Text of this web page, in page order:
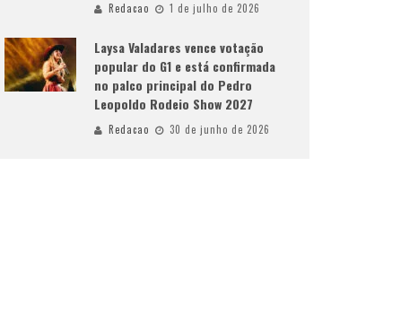
Redacao 1 de julho de 2026
Laysa Valadares vence votação
popular do G1 e está confirmada
no palco principal do Pedro
Leopoldo Rodeio Show 2027
Redacao 30 de junho de 2026